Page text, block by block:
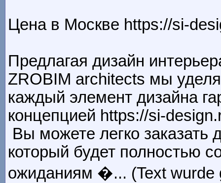
Цена в Москве https://si-
Предлагая дизайн
ZROBIM architects мы
каждый элемент дизайна
концепцией https://si-
Вы можете легко заказать
который будет полностью
ожиданиям �... (Text